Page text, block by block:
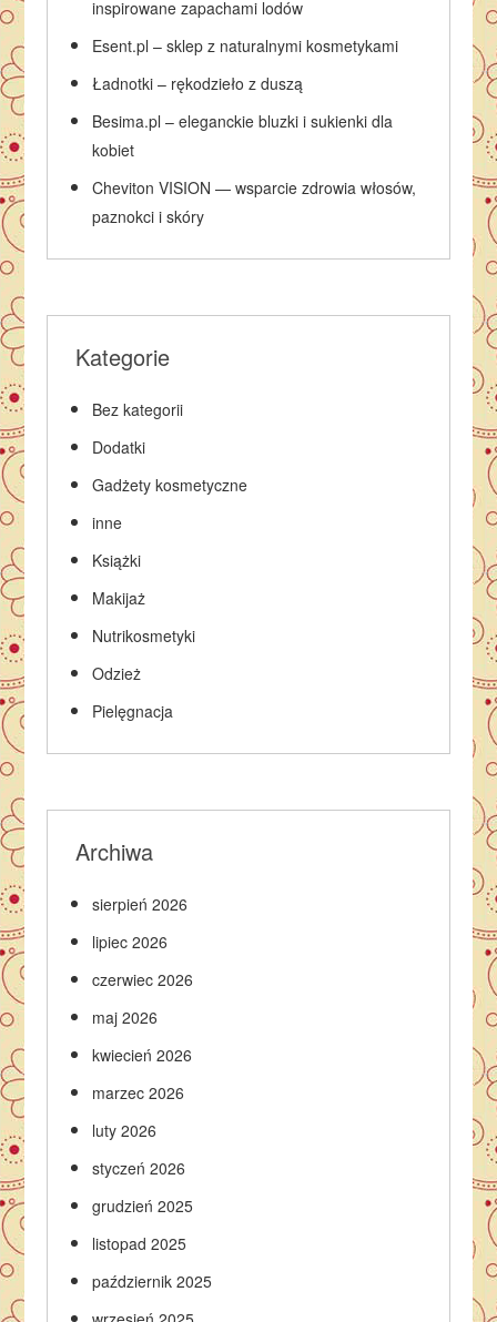
inspirowane zapachami lodów
Esent.pl – sklep z naturalnymi kosmetykami
Ładnotki – rękodzieło z duszą
Besima.pl – eleganckie bluzki i sukienki dla
kobiet
Cheviton VISION — wsparcie zdrowia włosów,
paznokci i skóry
Kategorie
Bez kategorii
Dodatki
Gadżety kosmetyczne
inne
Książki
Makijaż
Nutrikosmetyki
Odzież
Pielęgnacja
Archiwa
sierpień 2026
lipiec 2026
czerwiec 2026
maj 2026
kwiecień 2026
marzec 2026
luty 2026
styczeń 2026
grudzień 2025
listopad 2025
październik 2025